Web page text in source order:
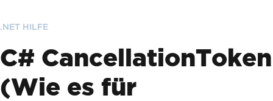
.NET HILFE
C# CancellationToken
(Wie es für